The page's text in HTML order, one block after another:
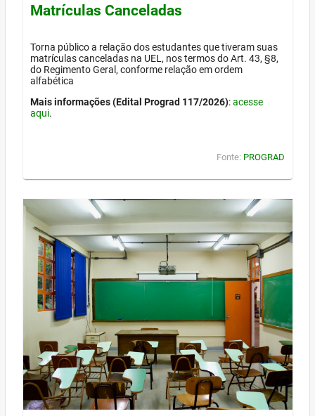
Matrículas Canceladas
Torna público a relação dos estudantes que tiveram suas
matrículas canceladas na UEL, nos termos do Art. 43, §8,
do Regimento Geral, conforme relação em ordem
alfabética
Mais informações (Edital Prograd 117/2026):acesse
aqui.
Fonte: PROGRAD